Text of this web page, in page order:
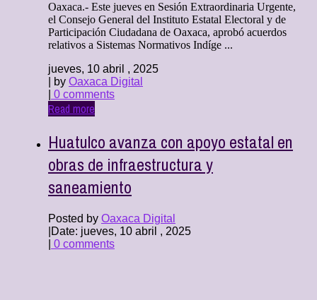
Oaxaca.- Este jueves en Sesión Extraordinaria Urgente,
el Consejo General del Instituto Estatal Electoral y de
Participación Ciudadana de Oaxaca, aprobó acuerdos
relativos a Sistemas Normativos Indíge ...
jueves, 10 abril , 2025
| by Oaxaca Digital
0 comments
Read more
Huatulco avanza con apoyo estatal en
obras de infraestructura y
saneamiento
Posted by Oaxaca Digital
Date: jueves, 10 abril , 2025
0 comments